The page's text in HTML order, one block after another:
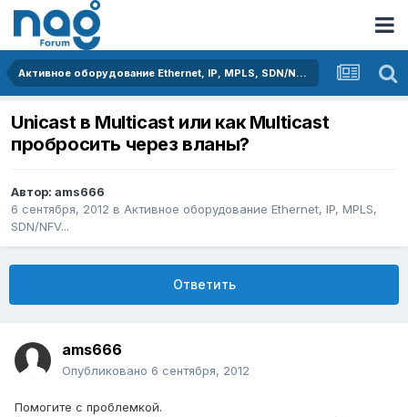
Активное оборудование Ethernet, IP, MPLS, SDN/NFV...
Unicast в Multicast или как Multicast
пробросить через вланы?
Автор: ams666
6 сентября, 2012 в Активное оборудование Ethernet, IP, MPLS,
SDN/NFV...
Ответить
ams666
Опубликовано 6 сентября, 2012
Помогите с проблемкой.